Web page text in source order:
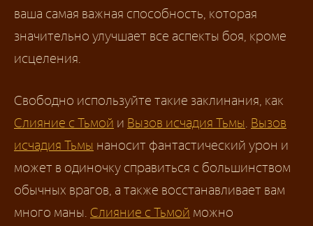
ваша самая важная способность, которая
значительно улучшает все аспекты боя, кроме
исцеления.
Свободно используйте такие заклинания, как
Слияние с Тьмой и Вызов исчадия Тьмы. Вызов
исчадия Тьмы наносит фантастический урон и
может в одиночку справиться с большинством
обычных врагов, а также восстанавливает вам
много маны. Слияние с Тьмой можно